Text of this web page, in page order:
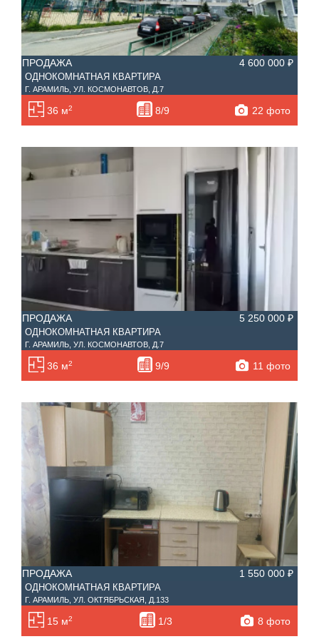
ПРОДАЖА 4 600 000 ₽
ОДНОКОМНАТНАЯ КВАРТИРА
Г. АРАМИЛЬ, УЛ. КОСМОНАВТОВ, Д.7
36 м2 8/9 22 фото
ПРОДАЖА 5 250 000 ₽
ОДНОКОМНАТНАЯ КВАРТИРА
Г. АРАМИЛЬ, УЛ. КОСМОНАВТОВ, Д.7
36 м2 9/9 11 фото
ПРОДАЖА 1 550 000 ₽
ОДНОКОМНАТНАЯ КВАРТИРА
Г. АРАМИЛЬ, УЛ. ОКТЯБРЬСКАЯ, Д.133
15 м2 1/3 8 фото